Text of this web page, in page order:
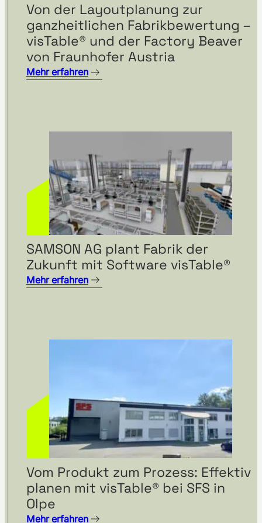
Von der Layoutplanung zur
ganzheitlichen Fabrikbewertung –
visTable® und der Factory Beaver
von Fraunhofer Austria
Mehr erfahren
SAMSON AG plant Fabrik der
Zukunft mit Software visTable®
Mehr erfahren
Vom Produkt zum Prozess: Effektiv
planen mit visTable® bei SFS in
Olpe
Mehr erfahren